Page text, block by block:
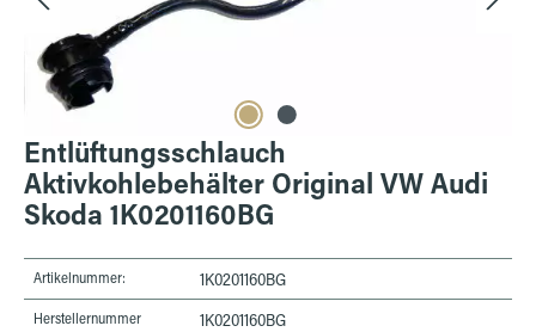
Entlüftungsschlauch
Aktivkohlebehälter Original VW Audi
Skoda 1K0201160BG
Artikelnummer: 1K0201160BG
Herstellernummer 1K0201160BG